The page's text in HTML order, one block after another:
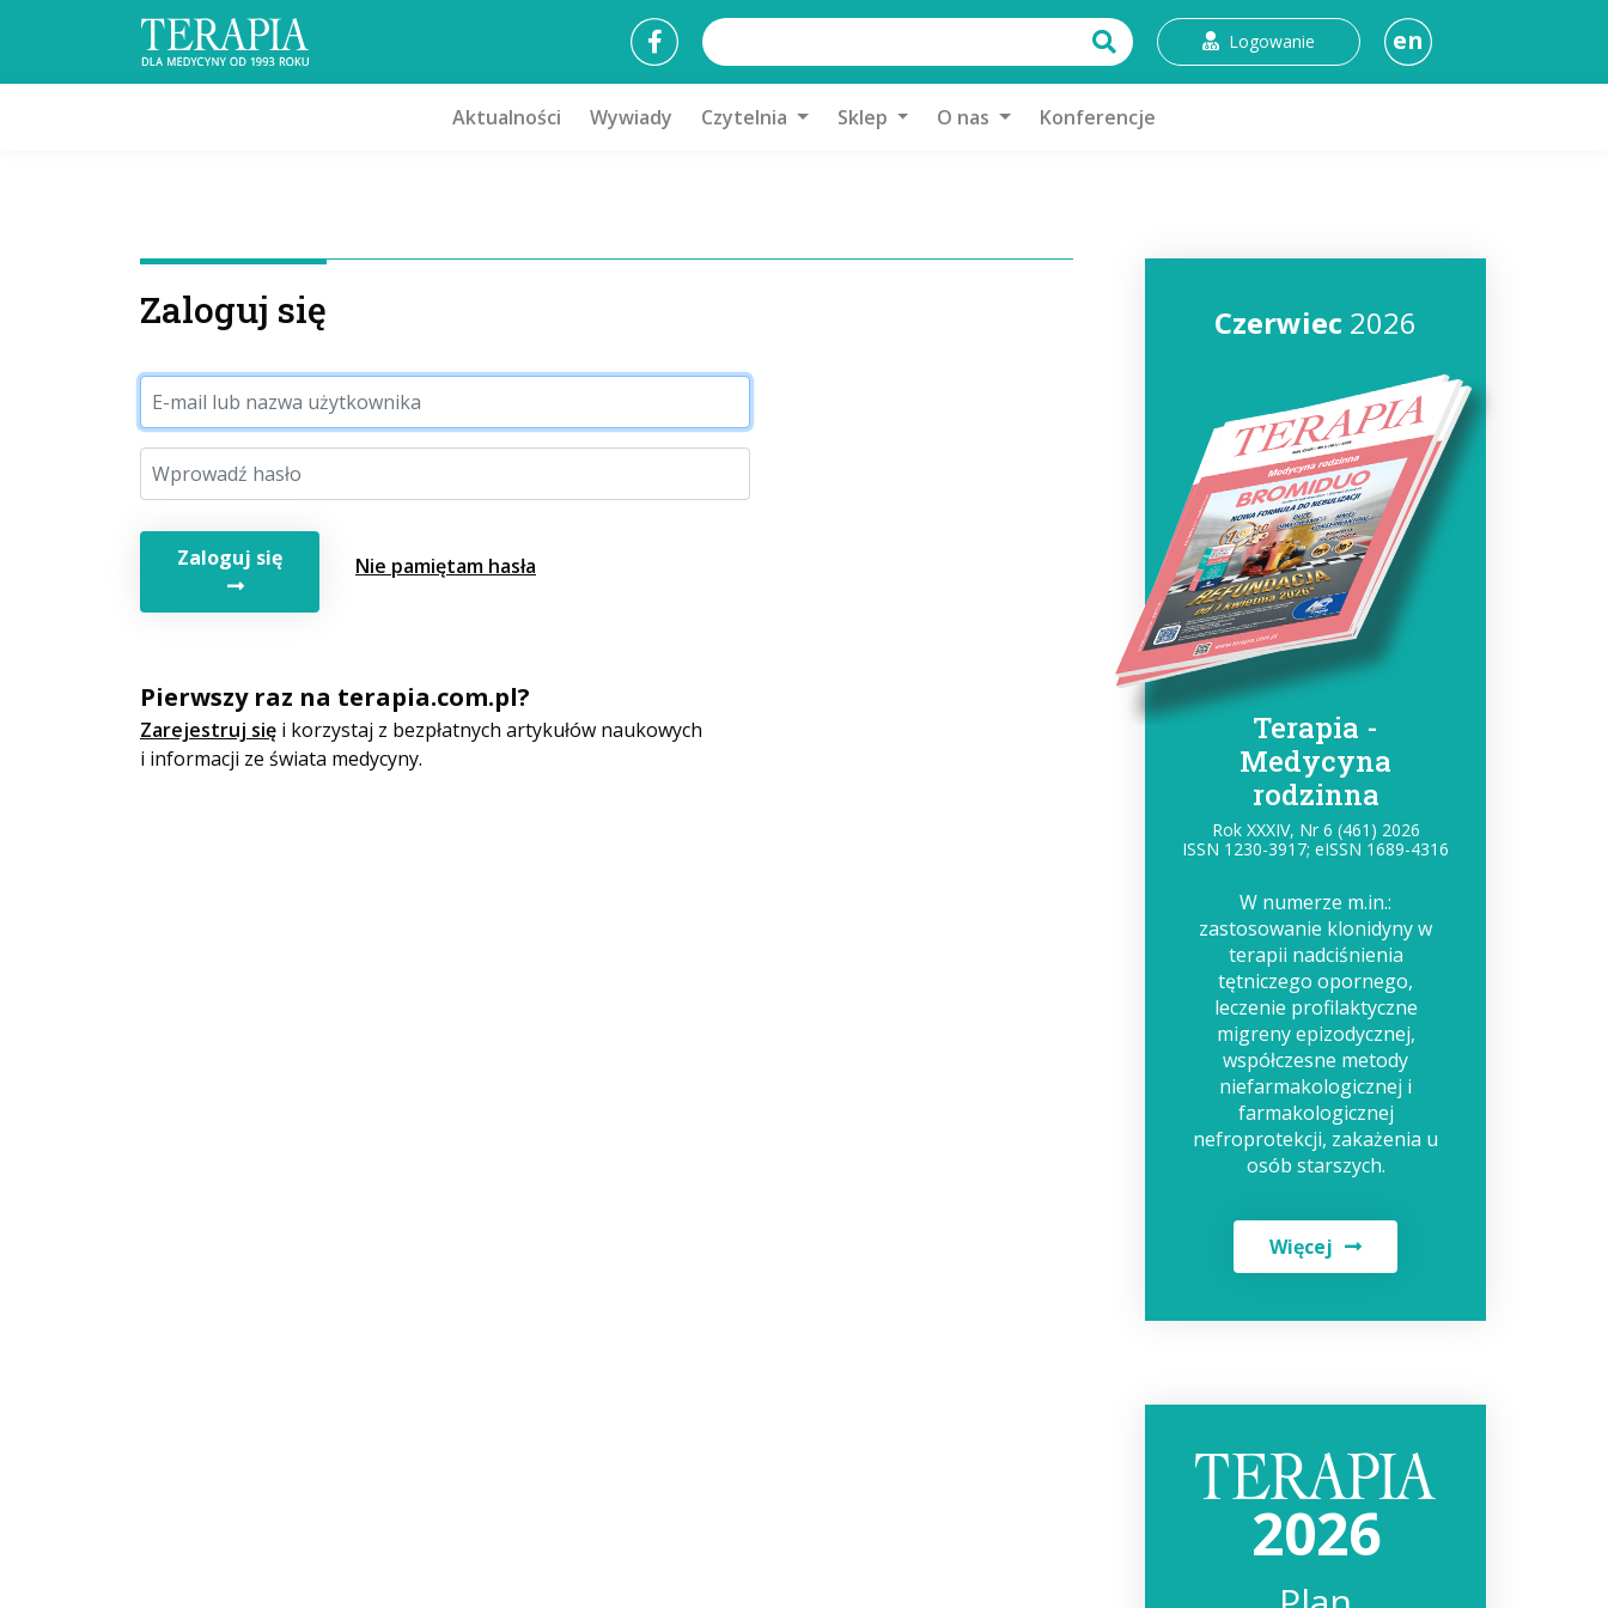
Logowanie en
Aktualności Wywiady Czytelnia Sklep O nas Konferencje
Zaloguj się
Zaloguj się Nie pamiętam hasła
Pierwszy raz na terapia.com.pl?
Zarejestruj się i korzystaj z bezpłatnych artykułów naukowych
i informacji ze świata medycyny.
Czerwiec 2026
Terapia -
Medycyna
rodzinna
Rok XXXIV, Nr 6 (461) 2026
ISSN 1230-3917; eISSN 1689-4316
W numerze m.in.:
zastosowanie klonidyny w
terapii nadciśnienia
tętniczego opornego,
leczenie profilaktyczne
migreny epizodycznej,
współczesne metody
niefarmakologicznej i
farmakologicznej
nefroprotekcji, zakażenia u
osób starszych.
Więcej
2026